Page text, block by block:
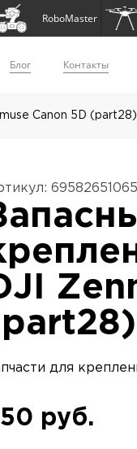
RoboMaster
Блог Контакты
Canon 5D (part28)
для
руб.